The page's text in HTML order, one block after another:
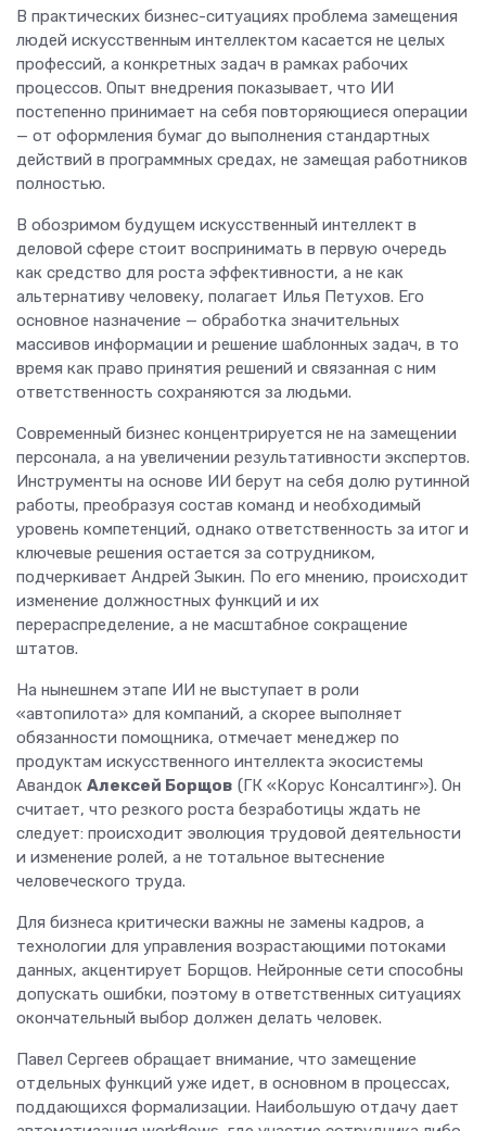
В практических бизнес-ситуациях проблема замещения
людей искусственным интеллектом касается не целых
профессий, а конкретных задач в рамках рабочих
процессов. Опыт внедрения показывает, что ИИ
постепенно принимает на себя повторяющиеся операции
— от оформления бумаг до выполнения стандартных
действий в программных средах, не замещая работников
полностью.
В обозримом будущем искусственный интеллект в
деловой сфере стоит воспринимать в первую очередь
как средство для роста эффективности, а не как
альтернативу человеку, полагает Илья Петухов. Его
основное назначение — обработка значительных
массивов информации и решение шаблонных задач, в то
время как право принятия решений и связанная с ним
ответственность сохраняются за людьми.
Современный бизнес концентрируется не на замещении
персонала, а на увеличении результативности экспертов.
Инструменты на основе ИИ берут на себя долю рутинной
работы, преобразуя состав команд и необходимый
уровень компетенций, однако ответственность за итог и
ключевые решения остается за сотрудником,
подчеркивает Андрей Зыкин. По его мнению, происходит
изменение должностных функций и их
перераспределение, а не масштабное сокращение
штатов.
На нынешнем этапе ИИ не выступает в роли
«автопилота» для компаний, а скорее выполняет
обязанности помощника, отмечает менеджер по
продуктам искусственного интеллекта экосистемы
Авандок Алексей Борщов (ГК «Корус Консалтинг»). Он
считает, что резкого роста безработицы ждать не
следует: происходит эволюция трудовой деятельности
и изменение ролей, а не тотальное вытеснение
человеческого труда.
Для бизнеса критически важны не замены кадров, а
технологии для управления возрастающими потоками
данных, акцентирует Борщов. Нейронные сети способны
допускать ошибки, поэтому в ответственных ситуациях
окончательный выбор должен делать человек.
Павел Сергеев обращает внимание, что замещение
отдельных функций уже идет, в основном в процессах,
поддающихся формализации. Наибольшую отдачу дает